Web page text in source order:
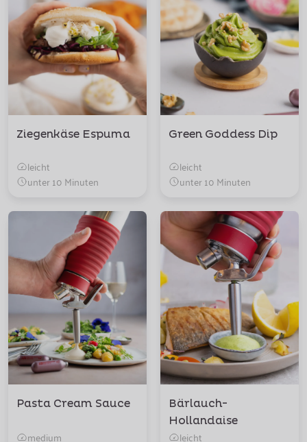
Ziegenkäse Espuma
leicht
unter 10 Minuten
Green Goddess Dip
leicht
unter 10 Minuten
Pasta Cream Sauce
medium
Bärlauch-
Hollandaise
leicht